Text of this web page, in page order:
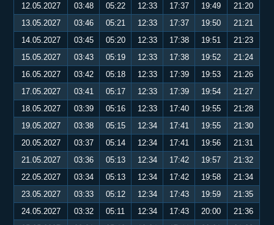
12.05.2027
03:48 05:22 12:33 17:37 19:49
21:20
13.05.2027
03:46 05:21 12:33 17:37 19:50
21:21
14.05.2027
03:45 05:20 12:33 17:38 19:51
21:23
15.05.2027
03:43 05:19 12:33 17:38 19:52
21:24
16.05.2027
03:42 05:18 12:33 17:39 19:53
21:26
17.05.2027
03:41 05:17 12:33 17:39 19:54
21:27
18.05.2027
03:39 05:16 12:33 17:40 19:55
21:28
19.05.2027
03:38 05:15 12:34 17:41 19:55
21:30
20.05.2027
03:37 05:14 12:34 17:41 19:56
21:31
21.05.2027
03:36 05:13 12:34 17:42 19:57
21:32
22.05.2027
03:34 05:13 12:34 17:42 19:58
21:34
23.05.2027
03:33 05:12 12:34 17:43 19:59
21:35
24.05.2027
03:32 05:11 12:34 17:43 20:00
21:36